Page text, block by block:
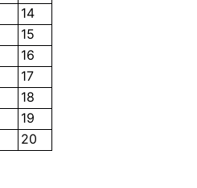
14
15
16
17
18
19
20